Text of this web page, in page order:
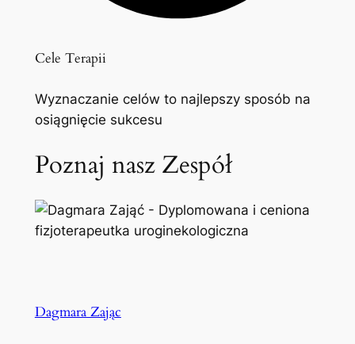
Cele Terapii
Wyznaczanie celów to najlepszy sposób na
osiągnięcie sukcesu
Poznaj nasz Zespół
Dagmara Zając